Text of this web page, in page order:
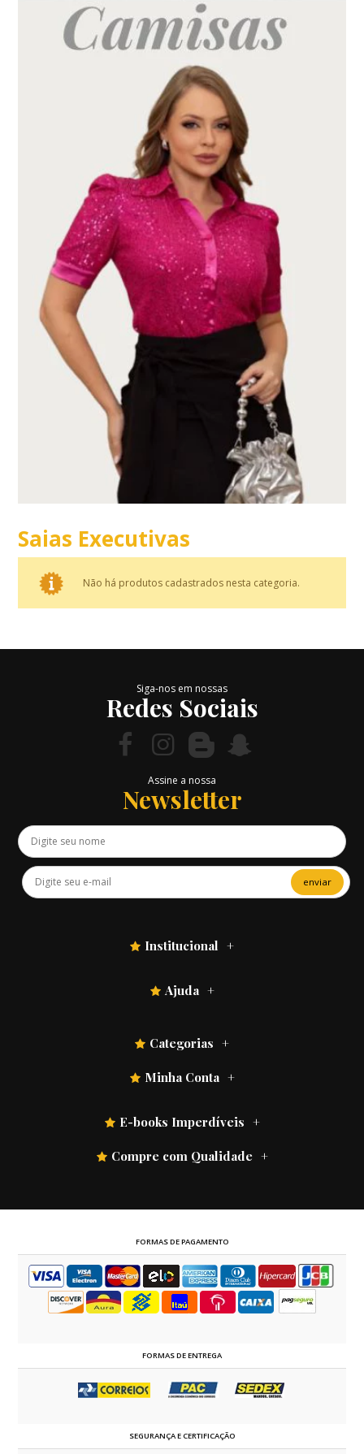
Saias Executivas
Não há produtos cadastrados nesta categoria.
Siga-nos em nossas
Redes Sociais
Assine a nossa
Newsletter
enviar
Institucional
Ajuda
Categorias
Minha Conta
E-books Imperdíveis
Compre com Qualidade
FORMAS DE PAGAMENTO
FORMAS DE ENTREGA
SEGURANÇA E CERTIFICAÇÃO